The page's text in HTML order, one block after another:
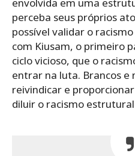
envolvida em uma
perceba seus próprios
possível validar o
com Kiusam, o primeiro
ciclo vicioso, que o
entrar na luta. Brancos e
reivindicar e
diluir o racismo